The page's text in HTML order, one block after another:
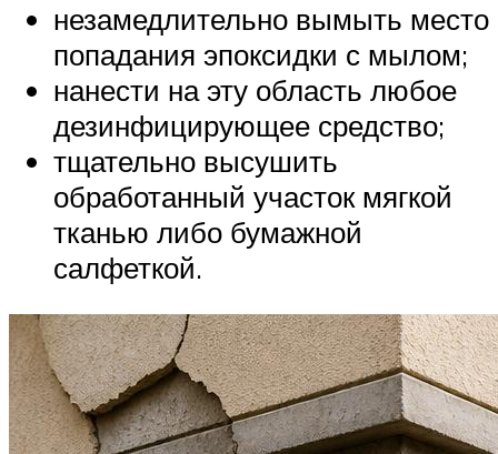
незамедлительно вымыть место
попадания эпоксидки с мылом;
нанести на эту область любое
дезинфицирующее средство;
тщательно высушить
обработанный участок мягкой
тканью либо бумажной
салфеткой.